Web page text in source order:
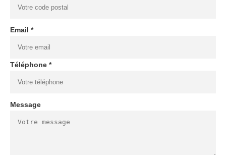
Email *
Téléphone *
Message